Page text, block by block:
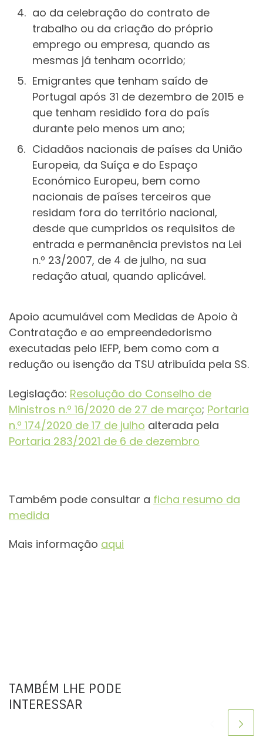
ao da celebração do contrato de
trabalho ou da criação do próprio
emprego ou empresa, quando as
mesmas já tenham ocorrido;
Emigrantes que tenham saído de
Portugal após 31 de dezembro de 2015 e
que tenham residido fora do país
durante pelo menos um ano;
Cidadãos nacionais de países da União
Europeia, da Suíça e do Espaço
Económico Europeu, bem como
nacionais de países terceiros que
residam fora do território nacional,
desde que cumpridos os requisitos de
entrada e permanência previstos na Lei
n.º 23/2007, de 4 de julho, na sua
redação atual, quando aplicável.
Apoio acumulável com Medidas de Apoio à
Contratação e ao empreendedorismo
executadas pelo IEFP, bem como com a
redução ou isenção da TSU atribuída pela SS.
Legislação: Resolução do Conselho de
Ministros n.º 16/2020 de 27 de março; Portaria
n.º 174/2020 de 17 de julho alterada pela
Portaria 283/2021 de 6 de dezembro
Também pode consultar a ficha resumo da
medida
Mais informação aqui
TAMBÉM LHE PODE
INTERESSAR